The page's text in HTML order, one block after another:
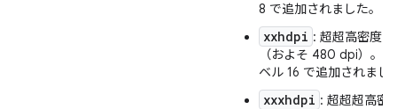
8 で追加されました。
xxhdpi : 超超高密度
（およそ 480 dpi）。
ベル 16 で追加されまし
xxxhdpi : 超超超高密